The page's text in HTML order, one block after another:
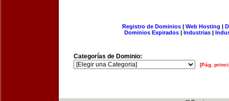
Registro de Dominios| Web Hosting |
Dominios Expirados | Industrias |
Categorías de Dominio:
[Pág.